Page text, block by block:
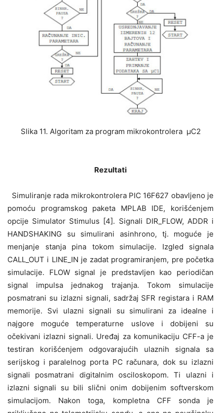
Slika 11. Algoritam za program mikrokontrolera μC2
Rezultati
Simuliranje rada mikrokontrolera PIC 16F627 obavljeno je
pomoću programskog paketa MPLAB IDE, korišćenjem
opcije Simulator Stimulus [4]. Signali DIR_FLOW, ADDR i
HANDSHAKING su simulirani asinhrono, tj. moguće je
menjanje stanja pina tokom simulacije. Izgled signala
CALL_OUT i LINE_IN je zadat programiranjem, pre početka
simulacije. FLOW signal je predstavljen kao periodičan
signal impulsa jednakog trajanja. Tokom simulacije
posmatrani su izlazni signali, sadržaj SFR registara i RAM
memorije. Svi ulazni signali su simulirani za idealne i
najgore moguće temperaturne uslove i dobijeni su
očekivani izlazni signali. Uređaj za komunikaciju CFF-a je
testiran korišćenjem odgovarajućih ulaznih signala sa
serijskog i paralelnog porta PC računara, dok su izlazni
signali posmatrani digitalnim osciloskopom. Ti ulazni i
izlazni signali su bili slični onim dobijenim softverskom
simulacijom. Nakon toga, kompletna CFF sonda je